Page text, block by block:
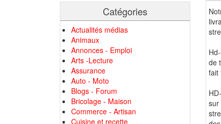
Catégories
Actualités médias
Animaux
Annonces - Emploi
Arts -Lecture
Assurance
Auto - Moto
Blogs - Forum
Bricolage - Maison
Commerce - Artisan
Cuisine et recette
de
fait
sur